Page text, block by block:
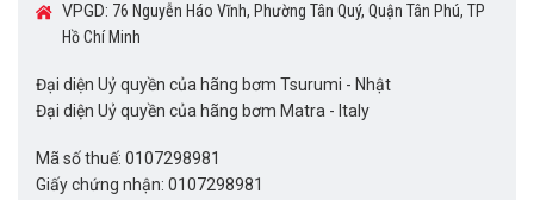
VPGD: 76 Nguyễn Háo Vĩnh, Phường Tân Quý, Quận Tân Phú, TP
Hồ Chí Minh
Đại diện Uỷ quyền của hãng bơm Tsurumi - Nhật
Đại diện Uỷ quyền của hãng bơm Matra - Italy
Mã số thuế: 0107298981
Giấy chứng nhận: 0107298981